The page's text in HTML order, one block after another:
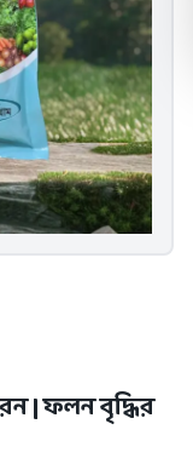
| ফলন বৃদ্ধির